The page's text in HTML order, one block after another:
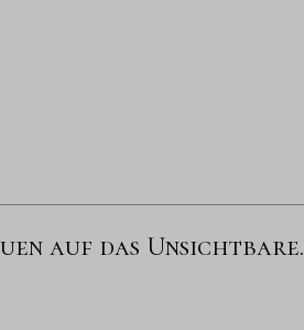
auf das Unsichtbare.